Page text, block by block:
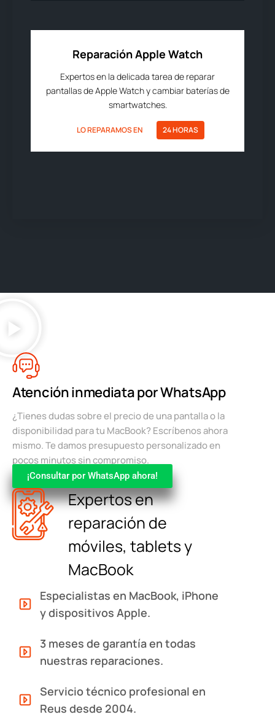
Reparación Apple Watch
Expertos en la delicada tarea de reparar
pantallas de Apple Watch y cambiar baterías de
smartwatches.
LO REPARAMOS EN 24 HORAS
Atención inmediata por WhatsApp
¿Tienes dudas sobre el precio de una pantalla o la
disponibilidad para tu MacBook? Escríbenos ahora
mismo. Te damos presupuesto personalizado en
pocos minutos sin compromiso.
¡Consultar por WhatsApp ahora!
Expertos en
reparación de
móviles, tablets y
MacBook
Especialistas en MacBook, iPhone
y dispositivos Apple.
3 meses de garantía en todas
nuestras reparaciones.
Servicio técnico profesional en
Reus desde 2004.